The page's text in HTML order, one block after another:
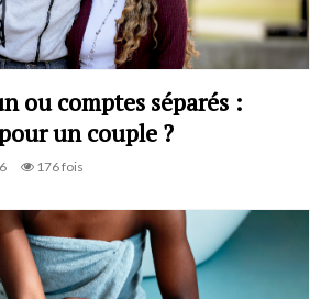
ou comptes séparés :
un couple ?
176 fois